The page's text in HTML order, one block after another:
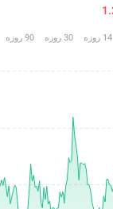
14 روزه 30 روزه 90 روزه